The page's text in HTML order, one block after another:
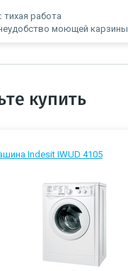
тихая работа
моющей карзины
купить
Indesit IWUD 4105